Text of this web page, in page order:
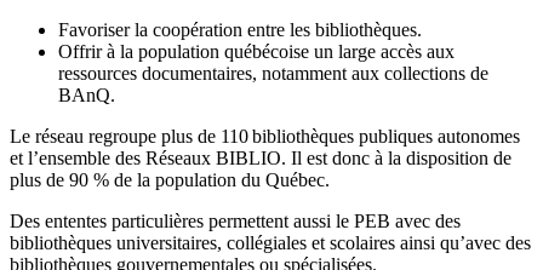
Favoriser la coopération entre les bibliothèques.
Offrir à la population québécoise un large accès aux
ressources documentaires, notamment aux collections de
BAnQ.
Le réseau regroupe plus de 110bibliothèques publiques autonomes
et l’ensemble des Réseaux BIBLIO. Il est donc à la disposition de
plus de 90 % de la population du Québec.
Des ententes particulières permettent aussi le PEB avec des
bibliothèques universitaires, collégiales et scolaires ainsi qu’avec des
bibliothèques gouvernementales ou spécialisées.